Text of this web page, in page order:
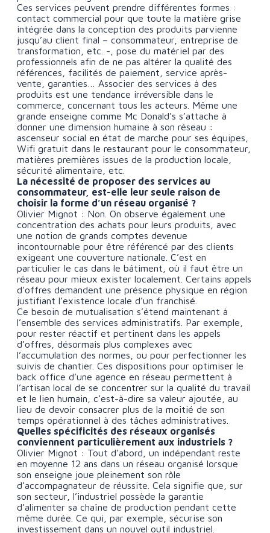
Ces services peuvent prendre différentes formes :
contact commercial pour que toute la matière grise
intégrée dans la conception des produits parvienne
jusqu’au client final – consommateur, entreprise de
transformation, etc. -, pose du matériel par des
professionnels afin de ne pas altérer la qualité des
références, facilités de paiement, service après-
vente, garanties… Associer des services à des
produits est une tendance irréversible dans le
commerce, concernant tous les acteurs. Même une
grande enseigne comme Mc Donald’s s’attache à
donner une dimension humaine à son réseau :
ascenseur social en état de marche pour ses équipes,
Wifi gratuit dans le restaurant pour le consommateur,
matières premières issues de la production locale,
sécurité alimentaire, etc.
La nécessité de proposer des services au
consommateur, est-elle leur seule raison de
choisir la forme d’un réseau organisé ?
Olivier Mignot : Non. On observe également une
concentration des achats pour leurs produits, avec
une notion de grands comptes devenue
incontournable pour être référencé par des clients
exigeant une couverture nationale. C’est en
particulier le cas dans le bâtiment, où il faut être un
réseau pour mieux exister localement. Certains appels
d’offres demandent une présence physique en région
justifiant l’existence locale d’un franchisé.
Ce besoin de mutualisation s’étend maintenant à
l’ensemble des services administratifs. Par exemple,
pour rester réactif et pertinent dans les appels
d’offres, désormais plus complexes avec
l’accumulation des normes, ou pour perfectionner les
suivis de chantier. Ces dispositions pour optimiser le
back office d’une agence en réseau permettent à
l’artisan local de se concentrer sur la qualité du travail
et le lien humain, c’est-à-dire sa valeur ajoutée, au
lieu de devoir consacrer plus de la moitié de son
temps opérationnel à des tâches administratives.
Quelles spécificités des réseaux organisés
conviennent particulièrement aux industriels ?
Olivier Mignot : Tout d’abord, un indépendant reste
en moyenne 12 ans dans un réseau organisé lorsque
son enseigne joue pleinement son rôle
d’accompagnateur de réussite. Cela signifie que, sur
son secteur, l’industriel possède la garantie
d’alimenter sa chaîne de production pendant cette
même durée. Ce qui, par exemple, sécurise son
investissement dans un nouvel outil industriel.